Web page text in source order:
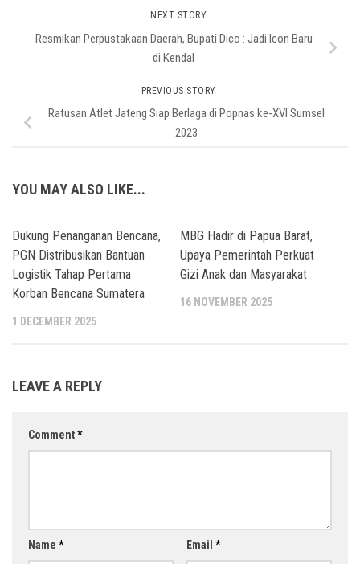
NEXT STORY
Resmikan Perpustakaan Daerah, Bupati Dico : Jadi Icon Baru
di Kendal
PREVIOUS STORY
Ratusan Atlet Jateng Siap Berlaga di Popnas ke-XVI Sumsel
2023
YOU MAY ALSO LIKE...
Dukung Penanganan Bencana,
PGN Distribusikan Bantuan
Logistik Tahap Pertama
Korban Bencana Sumatera
1 DECEMBER 2025
MBG Hadir di Papua Barat,
Upaya Pemerintah Perkuat
Gizi Anak dan Masyarakat
16 NOVEMBER 2025
LEAVE A REPLY
Comment*
Name * Email *